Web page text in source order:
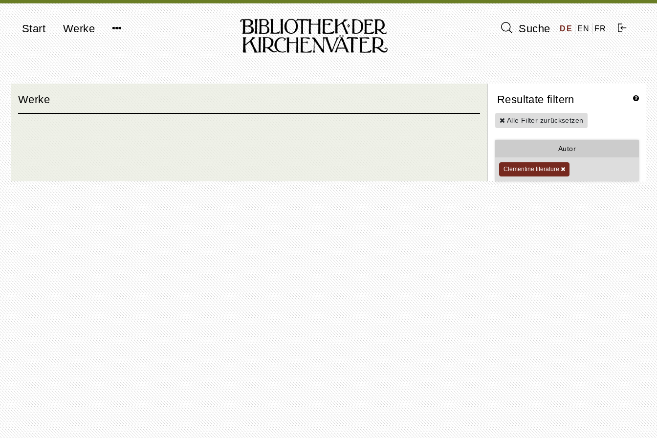
Start Werke Suche DE EN FR
Werke Resultate filtern
Alle Filter zurücksetzen
Autor
Clementine literature